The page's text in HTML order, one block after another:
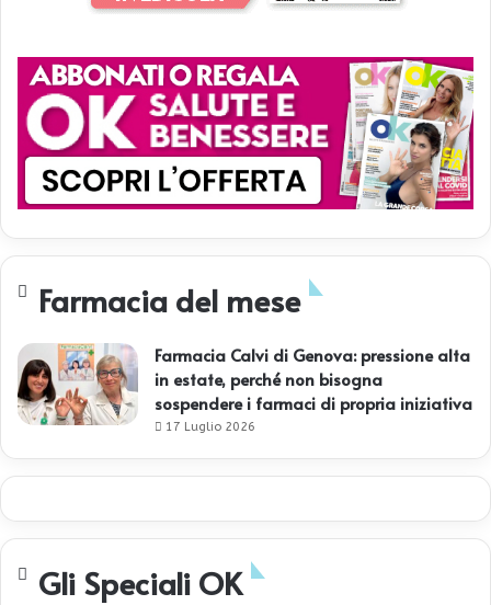
Farmacia del mese
Farmacia Calvi di Genova: pressione alta
in estate, perché non bisogna
sospendere i farmaci di propria iniziativa
17 Luglio 2026
Gli Speciali OK